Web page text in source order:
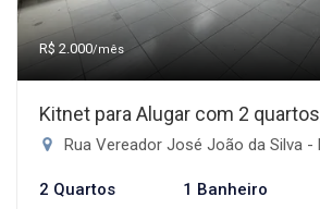
R$ 2.000/mês
Kitnet para Alugar com 2
Rua Vereador José João da Silva -
2 Quartos 1 Banheiro